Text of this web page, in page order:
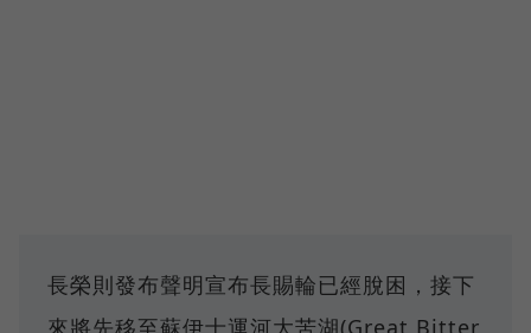
長榮則發布聲明宣布長賜輪已經脫困，接下